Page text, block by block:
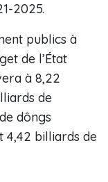
2025.
publics à
de l’État
à 8,22
de
dôngs
4,42 billiards de